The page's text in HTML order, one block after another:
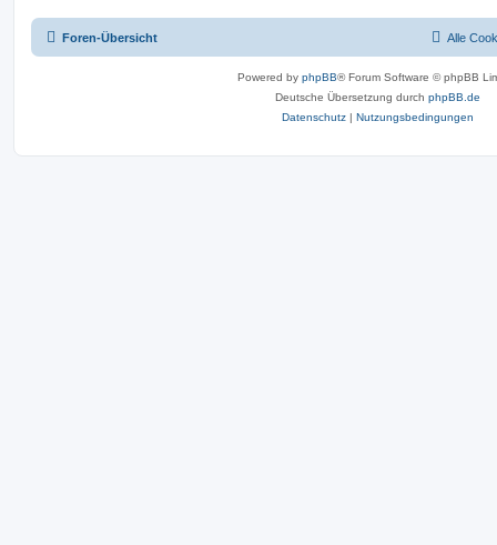
Foren-Übersicht Alle
Powered by phpBB® Forum Software © phpBB
Deutsche Übersetzung durch phpBB.de
Datenschutz | Nutzungsbedingungen